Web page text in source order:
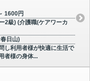
1600円
2級) (介護職(ケアワーカ
日山)
し利用者様が快適に生活で
者様の身体...